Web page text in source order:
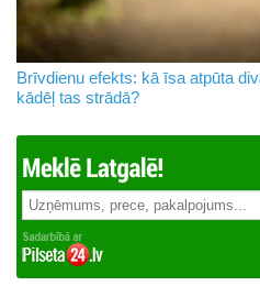
Brīvdienu efekts: kā īsa atpūta
kādēļ tas strādā?